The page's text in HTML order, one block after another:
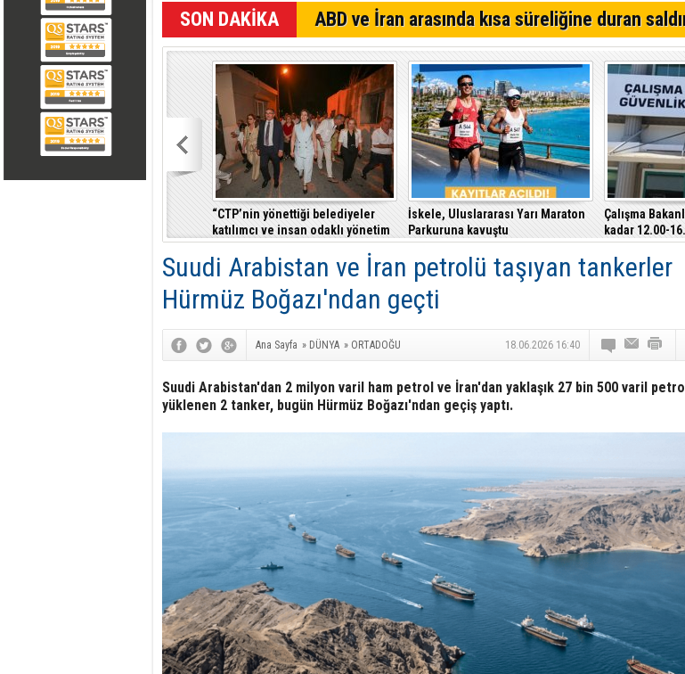
64. Geleneksel Mehmetçik Üzüm
Özersay, DAÜ-SEN yetkilileriyle
SON DAKİKA ABD ve İran arasında kısa süreliğine duran
“CTP’nin yönettiği belediyeler
katılımcı ve insan odaklı yönetim
anlayışıyla fark yaratıyor”
İskele, Uluslararası Yarı Maraton
Parkuruna kavuştu
Çalışma
kadar 12.00-
arasında
yasakladı
Suudi Arabistan ve İran petrolü taşıyan tankerler
Hürmüz Boğazı'ndan geçti
Ana Sayfa » DÜNYA » ORTADOĞU 18.06.2026 16:40
Suudi Arabistan'dan 2 milyon varil ham petrol ve İran'dan yaklaşık 27 bin 500 varil
yüklenen 2 tanker, bugün Hürmüz Boğazı'ndan geçiş yaptı.